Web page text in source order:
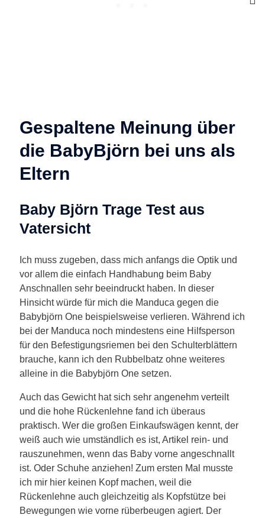
Gespaltene Meinung über
die BabyBjörn bei uns als
Eltern
Baby Björn Trage Test aus
Vatersicht
Ich muss zugeben, dass mich anfangs die Optik und
vor allem die einfach Handhabung beim Baby
Anschnallen sehr beeindruckt haben. In dieser
Hinsicht würde für mich die Manduca gegen die
Babybjörn One beispielsweise verlieren. Während ich
bei der Manduca noch mindestens eine Hilfsperson
für den Befestigungsriemen bei den Schulterblättern
brauche, kann ich den Rubbelbatz ohne weiteres
alleine in die Babybjörn One setzen.
Auch das Gewicht hat sich sehr angenehm verteilt
und die hohe Rückenlehne fand ich überaus
praktisch. Wer die großen Einkaufswägen kennt, der
weiß auch wie umständlich es ist, Artikel rein- und
rauszunehmen, wenn das Baby vorne angeschnallt
ist. Oder Schuhe anziehen! Zum ersten Mal musste
ich mir hier keinen Kopf machen, weil die
Rückenlehne auch gleichzeitig als Kopfstütze bei
Bewegungen wie vorne rüberbeugen agiert. Der